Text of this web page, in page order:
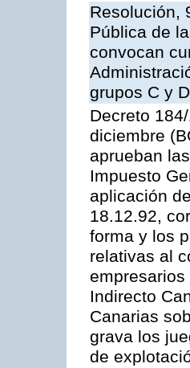
Resolución,
Pública de
convocan
grupos C y
Decreto
diciembre
aprueban
Impuesto
aplicación
18.12.92,
forma y los
relativas al
Indirecto
Canarias
grava los
de